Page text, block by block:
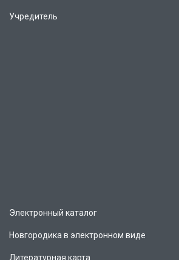
Учредитель
Электронный каталог
Новгородика в электронном виде
Литературная карта